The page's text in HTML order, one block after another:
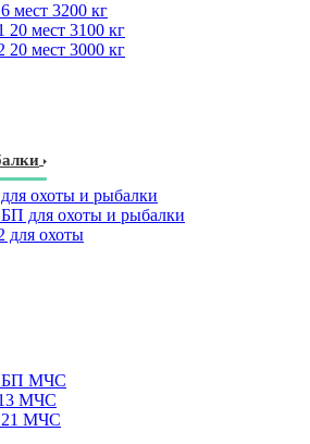
мест 3200 кг
мест 3100 кг
мест 3000 кг
охоты и рыбалки
для охоты и рыбалки
охоты
БП МЧС
МЧС
МЧС